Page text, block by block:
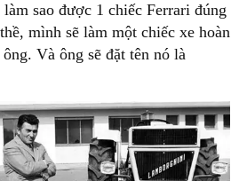
sao được 1 chiếc Ferrari đúng
mình sẽ làm một chiếc xe hoàn
Và ông sẽ đặt tên nó là